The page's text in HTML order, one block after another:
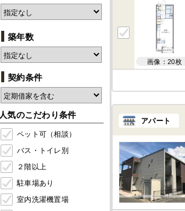
築年数
契約条件
人気のこだわり条件
ペット可（相談）
バス・トイレ別
２階以上
駐車場あり
室内洗濯機置場
画像：20枚
アパート